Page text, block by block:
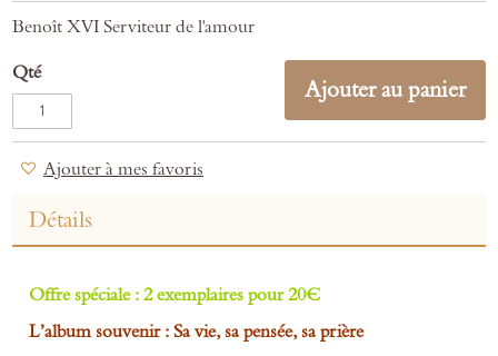
Benoît XVI Serviteur de l'amour
Qté
Ajouter au panier
Ajouter à mes favoris
Détails
Offre spéciale : 2 exemplaires pour 20€
L’album souvenir : Sa vie, sa pensée, sa prière